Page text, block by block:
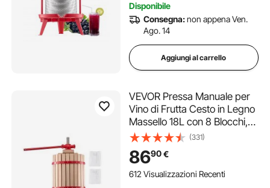
Disponibile
Consegna:non appena Ven.
Ago. 14
Aggiungi al carrello
VEVOR Pressa Manuale per
Vino di Frutta Cesto in Legno
Massello 18L con 8 Blocchi,
Spremiagrumi Manuale per
Bevande Alcoliche Pressa
per Sidro, Mela, Uva, Tintura,
Miele, Olio d'Oliva Cucina,
(331)
8690€
612 Visualizzazioni Recenti